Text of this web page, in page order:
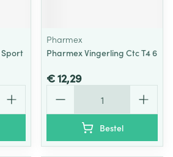
Pharmex
Pharmex Vingerling Ctc T4 6
€ 12,29
Bestel